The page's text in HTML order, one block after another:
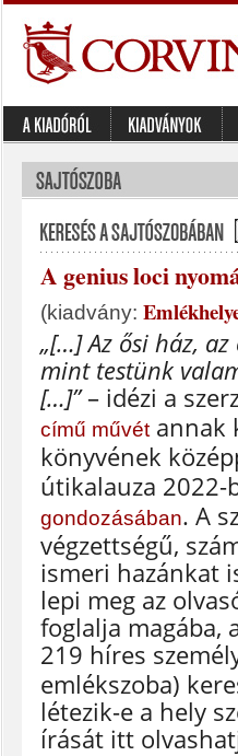
A genius loci
(kiadvány:
„[…] Az ősi ház,
mint testünk
[…]”– idézi a
című művétannak
könyvének
útikalauza 2022-
gondozásában. A
végzettségű,
ismeri hazánkat
lepi meg az
foglalja magába,
219 híres
emlékszoba)
létezik-e a hely
írását itt